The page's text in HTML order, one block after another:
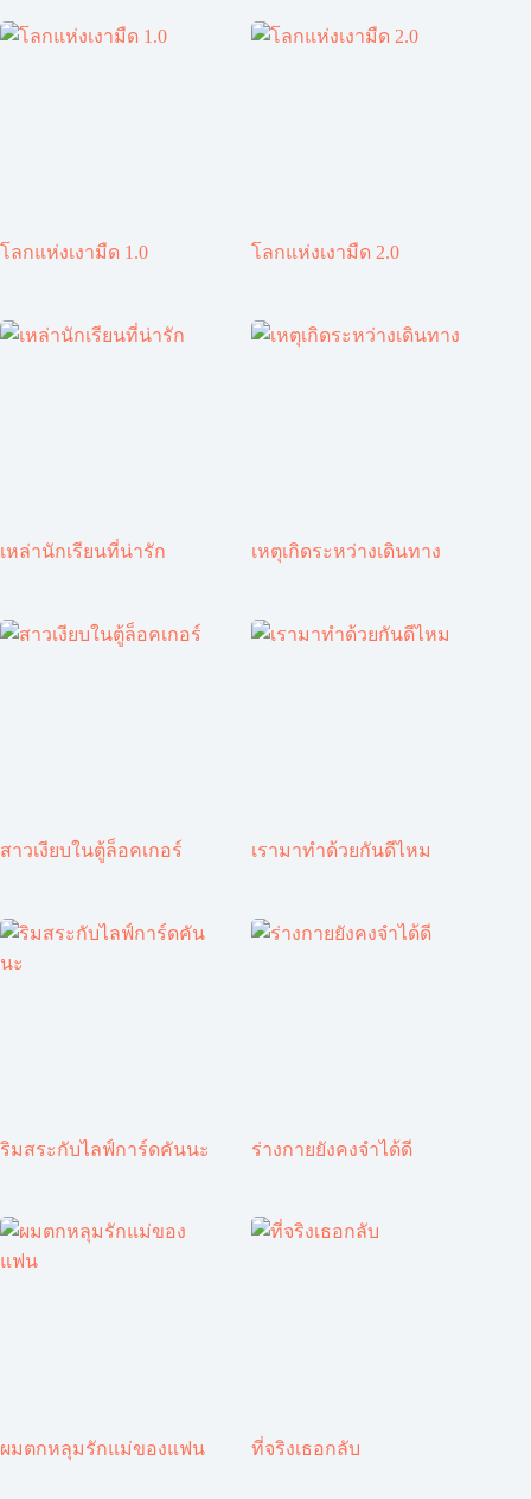
โลกแห่งเงามืด 1.0 โลกแห่งเงามืด 2.0
เหล่านักเรียนที่น่ารัก เหตุเกิดระหว่างเดินทาง
สาวเงียบในตู้ล็อคเกอร์ เรามาทำด้วยกันดีไหม
ริมสระกับไลฟ์การ์ดคันนะ ร่างกายยังคงจำได้ดี
ผมตกหลุมรักแม่ของแฟน ที่จริงเธอกลับ